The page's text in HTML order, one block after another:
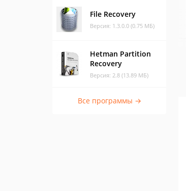
File Recovery
Версия: 1.3.0.0 (0.75 МБ)
Hetman Partition
Recovery
Версия: 2.8 (13.89 МБ)
Все программы →